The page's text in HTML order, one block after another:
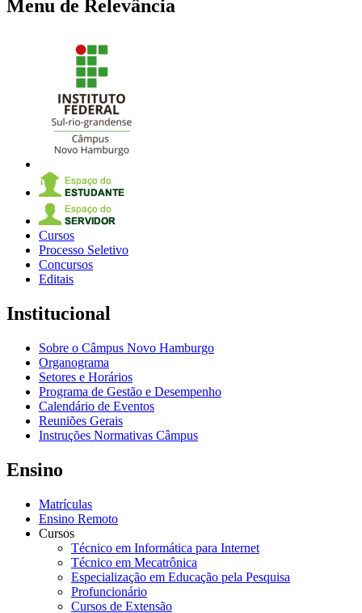
Menu de Relevância
Cursos
Processo Seletivo
Concursos
Editais
Institucional
Sobre o Câmpus Novo Hamburgo
Organograma
Setores e Horários
Programa de Gestão e Desempenho
Calendário de Eventos
Reuniões Gerais
Instruções Normativas Câmpus
Ensino
Matrículas
Ensino Remoto
Cursos
Técnico em Informática para Internet
Técnico em Mecatrônica
Especialização em Educação pela Pesquisa
Profuncionário
Cursos de Extensão